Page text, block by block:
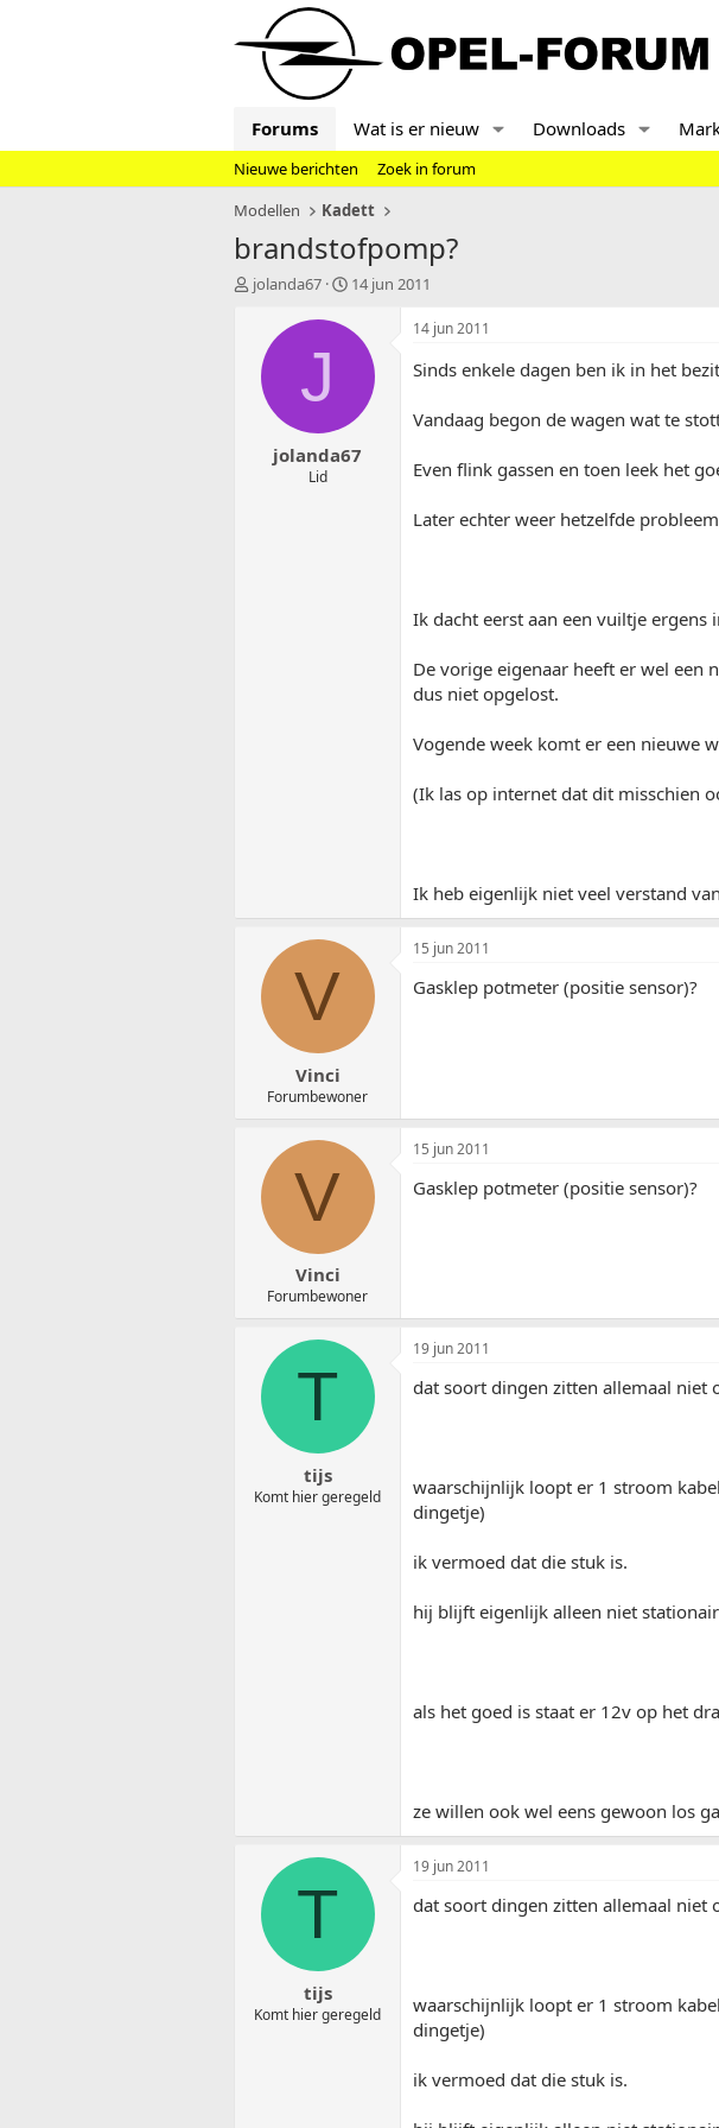
Forums Wat is er nieuw Downloads
Nieuwe berichten
Zoek in forum
Modellen
Kadett
brandstofpomp?
T
jolanda67
S
a
u
14 jun 2011
J
jolanda67
Lid
14 jun 2011
Sinds enkele dagen ben ik in het
Vandaag begon de wagen wat te
Even flink gassen en toen leek het
Later echter weer hetzelfde
Ik dacht eerst aan een vuiltje ergens
De vorige eigenaar heeft er wel een
dus niet opgelost.
Vogende week komt er een nieuwe
(Ik las op internet dat dit misschien
Ik heb eigenlijk niet veel verstand
V
Vinci
Forumbewoner
15 jun 2011
Gasklep potmeter (positie sensor)?
V
Vinci
Forumbewoner
15 jun 2011
Gasklep potmeter (positie sensor)?
T
tijs
Komt hier geregeld
19 jun 2011
dat soort dingen zitten allemaal niet
waarschijnlijk loopt er 1 stroom
dingetje)
ik vermoed dat die stuk is.
hij blijft eigenlijk alleen niet
als het goed is staat er 12v op het
ze willen ook wel eens gewoon los
T
tijs
Komt hier geregeld
19 jun 2011
dat soort dingen zitten allemaal niet
waarschijnlijk loopt er 1 stroom
dingetje)
ik vermoed dat die stuk is.